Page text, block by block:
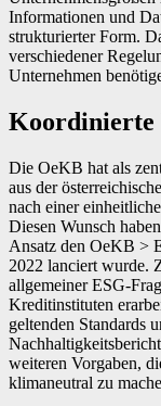
Informationen und
strukturierter Form.
verschiedener
Unternehmen
Koordinierte
Die OeKB hat als
aus der
nach einer
Diesen Wunsch
Ansatz den OeKB >
2022 lanciert wurde.
allgemeiner ESG-
Kreditinstituten
geltenden Standards
weiteren Vorgaben,
klimaneutral zu